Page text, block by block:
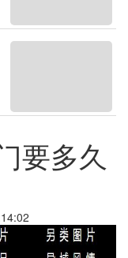
要多久